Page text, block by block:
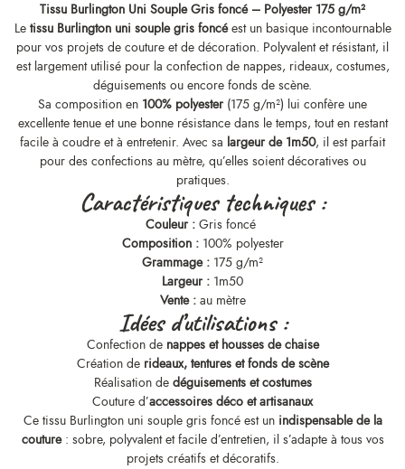
Tissu Burlington Uni Souple Gris foncé – Polyester 175 g/m²
Le tissu Burlington uni souple gris foncéest un basique incontournable
pour vos projets de couture et de décoration. Polyvalent et résistant, il
est largement utilisé pour la confection de nappes, rideaux, costumes,
déguisements ou encore fonds de scène.
Sa composition en 100% polyester(175 g/m²) lui confère une
excellente tenue et une bonne résistance dans le temps, tout en restant
facile à coudre et à entretenir. Avec sa largeur de 1m50, il est parfait
pour des confections au mètre, qu’elles soient décoratives ou
pratiques.
Caractéristiques techniques :
Couleur : Gris foncé
Composition :100% polyester
Grammage : 175 g/m²
Largeur : 1m50
Vente :au mètre
Idées d’utilisations :
Confection de nappes et housses de chaise
Création de rideaux, tentures et fonds de scène
Réalisation de déguisements et costumes
Couture d’accessoires déco et artisanaux
Ce tissu Burlington uni souple gris foncé est un indispensable de la
couture: sobre, polyvalent et facile d’entretien, il s’adapte à tous vos
projets créatifs et décoratifs.